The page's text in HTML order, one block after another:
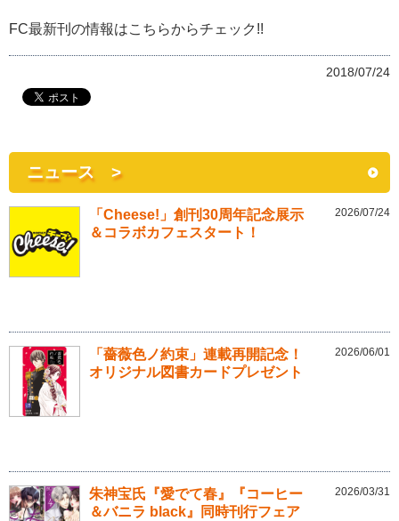
FC最新刊の情報はこちらからチェック!!
2018/07/24
ニュース >
「Cheese!」創刊30周年記念展示
＆コラボカフェスタート！
2026/07/24
「薔薇色ノ約束」連載再開記念！
オリジナル図書カードプレゼント
2026/06/01
朱神宝氏『愛でて春』『コーヒー
＆バニラ black』同時刊行フェア
2026/03/31